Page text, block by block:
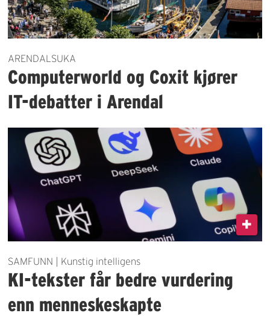
ARENDALSUKA
Computerworld og Coxit kjører
IT-debatter i Arendal
SAMFUNN | Kunstig intelligens
KI-tekster får bedre vurdering
enn menneskeskapte